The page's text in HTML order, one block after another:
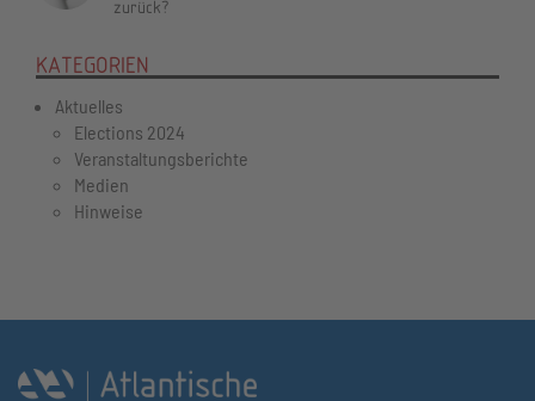
zurück?
KATEGORIEN
Aktuelles
Elections 2024
Veranstaltungsberichte
Medien
Hinweise